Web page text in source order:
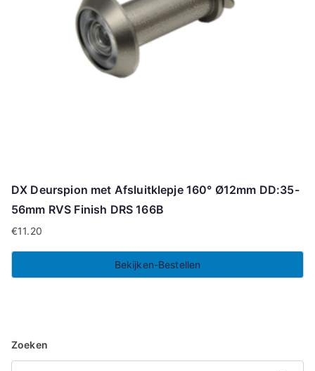
DX Deurspion met Afsluitklepje 160° Ø12mm DD:35-
56mm RVS Finish DRS 166B
€11.20
Bekijken-Bestellen
Zoeken